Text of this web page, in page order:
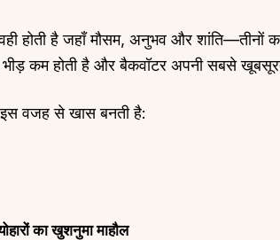
होती है जहाँ मौसम, अनुभव और शांति—तीनों
भीड़ कम होती है और बैकवॉटर अपनी सबसे
वजह से खास बनती है:
का खुशनुमा माहौल